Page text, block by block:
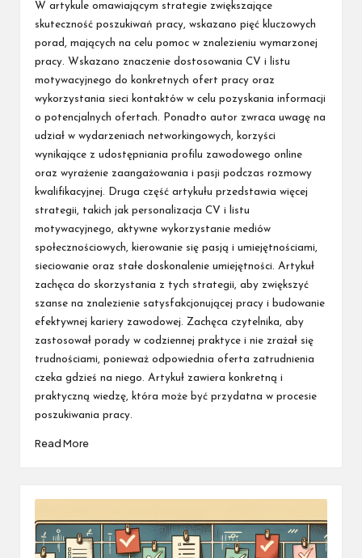
W artykule omawiającym strategie zwiększające
skuteczność poszukiwań pracy, wskazano pięć kluczowych
porad, mających na celu pomoc w znalezieniu wymarzonej
pracy. Wskazano znaczenie dostosowania CV i listu
motywacyjnego do konkretnych ofert pracy oraz
wykorzystania sieci kontaktów w celu pozyskania informacji
o potencjalnych ofertach. Ponadto autor zwraca uwagę na
udział w wydarzeniach networkingowych, korzyści
wynikające z udostępniania profilu zawodowego online
oraz wyrażenie zaangażowania i pasji podczas rozmowy
kwalifikacyjnej. Druga część artykułu przedstawia więcej
strategii, takich jak personalizacja CV i listu
motywacyjnego, aktywne wykorzystanie mediów
społecznościowych, kierowanie się pasją i umiejętnościami,
sieciowanie oraz stałe doskonalenie umiejętności. Artykuł
zachęca do skorzystania z tych strategii, aby zwiększyć
szanse na znalezienie satysfakcjonującej pracy i budowanie
efektywnej kariery zawodowej. Zachęca czytelnika, aby
zastosował porady w codziennej praktyce i nie zrażał się
trudnościami, ponieważ odpowiednia oferta zatrudnienia
czeka gdzieś na niego. Artykuł zawiera konkretną i
praktyczną wiedzę, która może być przydatna w procesie
poszukiwania pracy.
Read More